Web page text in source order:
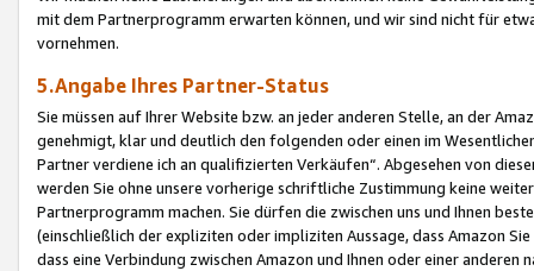
mit dem Partnerprogramm erwarten können, und wir sind nicht für
vornehmen.
5.Angabe Ihres Partner-Status
Sie müssen auf Ihrer Website bzw. an jeder anderen Stelle, an der
genehmigt, klar und deutlich den folgenden oder einen im
Partner verdiene ich an qualifizierten Verkäufen“. Abgesehen von
werden Sie ohne unsere vorherige schriftliche Zustimmung keine
Partnerprogramm machen. Sie dürfen die zwischen uns und Ihnen
(einschließlich der expliziten oder impliziten Aussage, dass Amazon
dass eine Verbindung zwischen Amazon und Ihnen oder einer